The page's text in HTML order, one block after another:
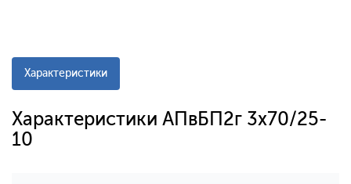
Характеристики
Характеристики АПвБП2г 3x70/25-
10